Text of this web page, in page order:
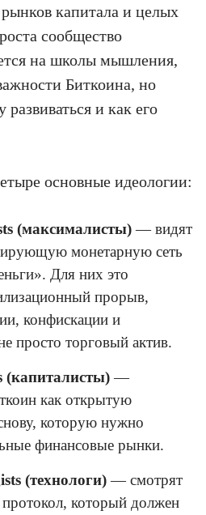
капитала и целых
сообщество
на школы мышления,
Биткоина, но
и как его
основные идеологии:
(максималисты)— видят
монетарную сеть
Для них это
прорыв,
конфискации и
просто торговый актив.
(капиталисты)—
как открытую
которую нужно
финансовые рынки.
(технологи)— смотрят
который должен